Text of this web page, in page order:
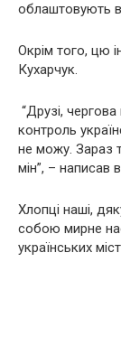
облаштовують
Окрім того, цю
Кухарчук.
“Друзі,
контроль
не можу. Зараз
мін”, – написав
Хлопці наші,
собою мирне
українських